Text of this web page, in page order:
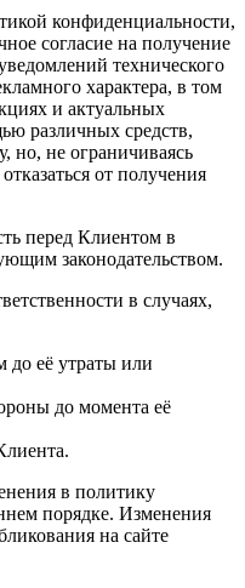
конфиденциальности,
согласие на получение
технического
характера, в том
и актуальных
различных средств,
но, не ограничиваясь
от получения
перед Клиентом в
законодательством.
в случаях,
до её утраты или
до момента её
в политику
порядке. Изменения
на сайте